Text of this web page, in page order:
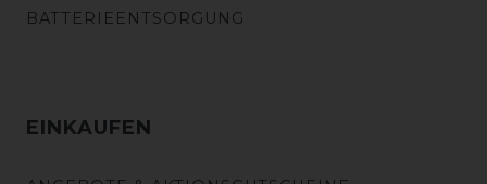
BATTERIEENTSORGUNG
EINKAUFEN